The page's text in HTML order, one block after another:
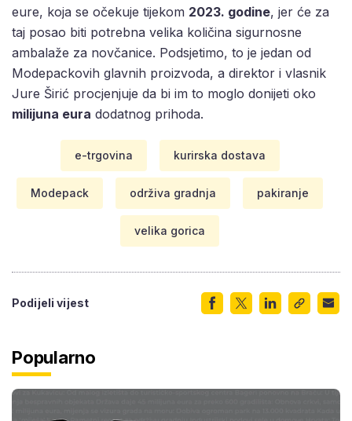
eure, koja se očekuje tijekom 2023. godine, jer će za
taj posao biti potrebna velika količina sigurnosne
ambalaže za novčanice. Podsjetimo, to je jedan od
Modepackovih glavnih proizvoda, a direktor i vlasnik
Jure Širić procjenjuje da bi im to moglo donijeti oko
milijuna eura dodatnog prihoda.
e-trgovina kurirska dostava
Modepack održiva gradnja pakiranje
velika gorica
Podijeli vijest
Popularno